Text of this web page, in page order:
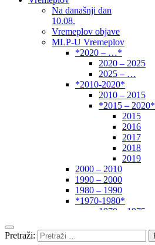
Na današnji dan
10.08.
Vremeplov objave
MLP-U Vremeplov
*2020 – …*
2020 – 2025
2025 – …
*2010-2020*
2010 – 2015
*2015 – 2020*
2015
2016
2017
2018
2019
2000 – 2010
1990 – 2000
1980 – 1990
*1970-1980*
1970 – 1975
1960 – 1970
1950 – 1960
Pretraži: